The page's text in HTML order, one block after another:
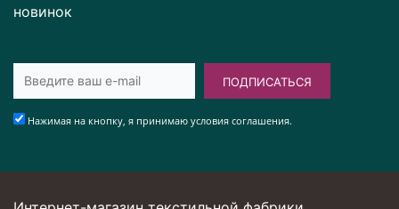
новинок
ПОДПИСАТЬСЯ
Нажимая на кнопку, я принимаю условия соглашения.